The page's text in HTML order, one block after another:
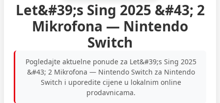
Let&#39;s Sing 2025 &#43; 2
Mikrofona — Nintendo
Switch
Pogledajte aktuelne ponude za Let&#39;s Sing 2025
&#43; 2 Mikrofona — Nintendo Switch za Nintendo
Switch i uporedite cijene u lokalnim online
prodavnicama.